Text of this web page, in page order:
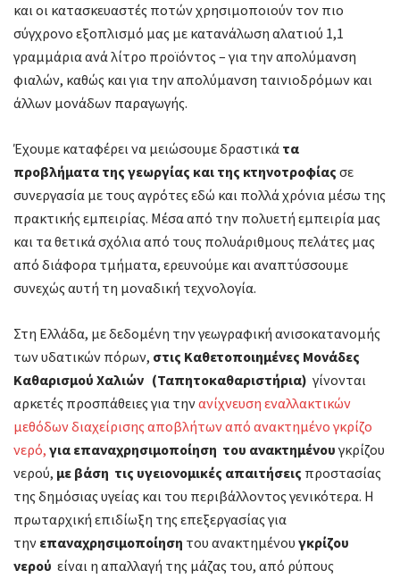
και οι κατασκευαστές ποτών χρησιμοποιούν τον πιο
σύγχρονο εξοπλισμό μας με κατανάλωση αλατιού 1,1
γραμμάρια ανά λίτρο προϊόντος – για την απολύμανση
φιαλών, καθώς και για την απολύμανση ταινιοδρόμων και
άλλων μονάδων παραγωγής.
Έχουμε καταφέρει να μειώσουμε δραστικά τα
προβλήματα της γεωργίας και της κτηνοτροφίας σε
συνεργασία με τους αγρότες εδώ και πολλά χρόνια μέσω της
πρακτικής εμπειρίας. Μέσα από την πολυετή εμπειρία μας
και τα θετικά σχόλια από τους πολυάριθμους πελάτες μας
από διάφορα τμήματα, ερευνούμε και αναπτύσσουμε
συνεχώς αυτή τη μοναδική τεχνολογία.
Στη Ελλάδα, με δεδομένη την γεωγραφική ανισοκατανομής
των υδατικών πόρων, στις Καθετοποιημένες Μονάδες
Καθαρισμού Χαλιών (Ταπητοκαθαριστήρια) γίνονται
αρκετές προσπάθειες για τηνανίχνευση εναλλακτικών
μεθόδων διαχείρισης αποβλήτων από ανακτημένο γκρίζο
νερό, για επαναχρησιμοποίηση του ανακτημένουγκρίζου
νερού, με βάση τις υγειονομικές απαιτήσεις προστασίας
της δημόσιας υγείας και του περιβάλλοντος γενικότερα. Η
πρωταρχική επιδίωξη της επεξεργασίας για
την επαναχρησιμοποίηση του ανακτημένου γκρίζου
νερού είναι η απαλλαγή της μάζας του, από ρύπους